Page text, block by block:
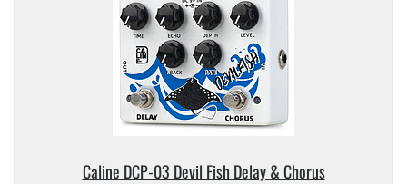
Caline DCP-​03 Devil Fish Delay & Chorus